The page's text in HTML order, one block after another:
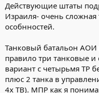
Действующие штаты
Израиля- очень
особнностей.
Танковый батальон АОИ
правило три танковые и
вариант с четырьмя ТР
плюс 2 танка в
4х ТВ). МПР как я